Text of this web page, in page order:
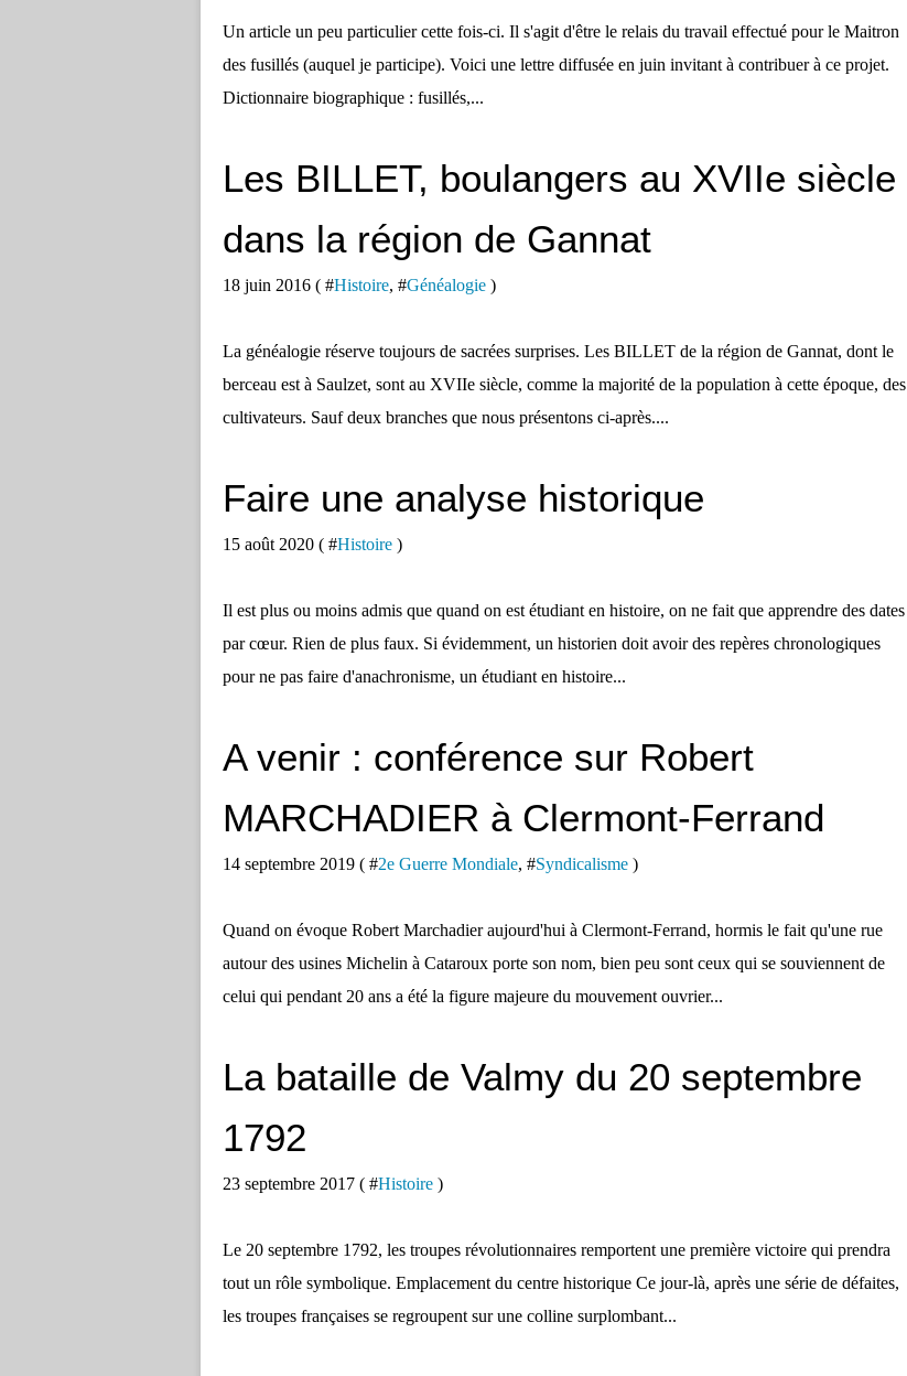
Un article un peu particulier cette fois-ci. Il s'agit d'être le relais du travail effectué pour le Maitron
des fusillés (auquel je participe). Voici une lettre diffusée en juin invitant à contribuer à ce projet.
Dictionnaire biographique : fusillés,...
Les BILLET, boulangers au XVIIe siècle
dans la région de Gannat
18 juin 2016 ( #Histoire, #Généalogie )
La généalogie réserve toujours de sacrées surprises. Les BILLET de la région de Gannat, dont le
berceau est à Saulzet, sont au XVIIe siècle, comme la majorité de la population à cette époque, des
cultivateurs. Sauf deux branches que nous présentons ci-après....
Faire une analyse historique
15 août 2020 ( #Histoire )
Il est plus ou moins admis que quand on est étudiant en histoire, on ne fait que apprendre des dates
par cœur. Rien de plus faux. Si évidemment, un historien doit avoir des repères chronologiques
pour ne pas faire d'anachronisme, un étudiant en histoire...
A venir : conférence sur Robert
MARCHADIER à Clermont-Ferrand
14 septembre 2019 ( #2e Guerre Mondiale, #Syndicalisme )
Quand on évoque Robert Marchadier aujourd'hui à Clermont-Ferrand, hormis le fait qu'une rue
autour des usines Michelin à Cataroux porte son nom, bien peu sont ceux qui se souviennent de
celui qui pendant 20 ans a été la figure majeure du mouvement ouvrier...
La bataille de Valmy du 20 septembre
1792
23 septembre 2017 ( #Histoire )
Le 20 septembre 1792, les troupes révolutionnaires remportent une première victoire qui prendra
tout un rôle symbolique. Emplacement du centre historique Ce jour-là, après une série de défaites,
les troupes françaises se regroupent sur une colline surplombant...